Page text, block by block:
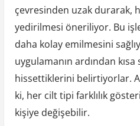
çevresinden uzak durarak,
yedirilmesi öneriliyor. Bu
daha kolay emilmesini
uygulamanın ardından
hissettiklerini belirtiyorlar.
ki, her cilt tipi farklılık
kişiye değişebilir.